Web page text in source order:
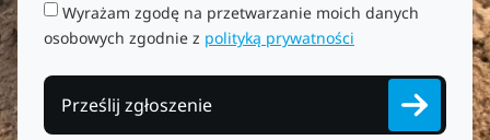
Wyrażam zgodę na przetwarzanie moich danych
osobowych zgodnie z polityką prywatności
Prześlij zgłoszenie